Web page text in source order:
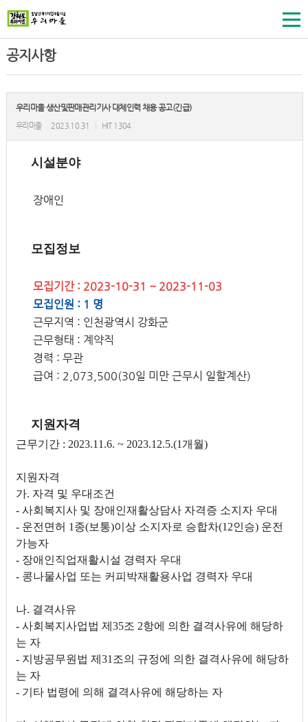
공지사항
우리마을 생산및판매관리기사 대체인력 채용 공고(긴급)
우리마을 2023.10.31 HIT 1304
시설분야
장애인
모집정보
모집기간 : 2023-10-31 ~ 2023-11-03
모집인원 : 1 명
근무지역 : 인천광역시 강화군
근무형태 : 계약직
경력 : 무관
급여 : 2,073,500(30일 미만 근무시 일할계산)
지원자격
근무기간 : 2023.11.6. ~ 2023.12.5.(1개월)
지원자격
가. 자격 및 우대조건
- 사회복지사 및 장애인재활상담사 자격증 소지자 우대
- 운전면허 1종(보통)이상 소지자로 승합차(12인승) 운전
가능자
- 장애인직업재활시설 경력자 우대
- 콩나물사업 또는 커피박재활용사업 경력자 우대
나. 결격사유
- 사회복지사업법 제35조 2항에 의한 결격사유에 해당하
는 자
- 지방공무원법 제31조의 규정에 의한 결격사유에 해당하
는 자
- 기타 법령에 의해 결격사유에 해당하는 자